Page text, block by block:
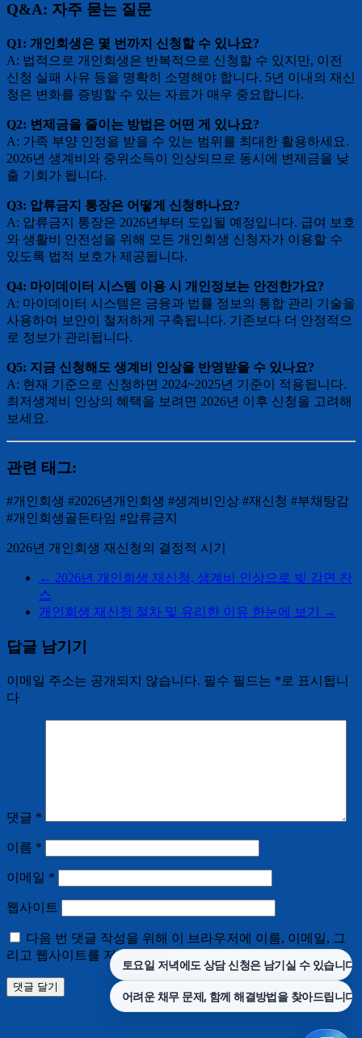
Q&A: 자주 묻는 질문
Q1: 개인회생은 몇 번까지 신청할 수 있나요?
A: 법적으로 개인회생은 반복적으로 신청할 수 있지만, 이전
신청 실패 사유 등을 명확히 소명해야 합니다. 5년 이내의 재신
청은 변화를 증빙할 수 있는 자료가 매우 중요합니다.
Q2: 변제금을 줄이는 방법은 어떤 게 있나요?
A: 가족 부양 인정을 받을 수 있는 범위를 최대한 활용하세요.
2026년 생계비와 중위소득이 인상되므로 동시에 변제금을 낮
출 기회가 됩니다.
Q3: 압류금지 통장은 어떻게 신청하나요?
A: 압류금지 통장은 2026년부터 도입될 예정입니다. 급여 보호
와 생활비 안전성을 위해 모든 개인회생 신청자가 이용할 수
있도록 법적 보호가 제공됩니다.
Q4: 마이데이터 시스템 이용 시 개인정보는 안전한가요?
A: 마이데이터 시스템은 금융과 법률 정보의 통합 관리 기술을
사용하여 보안이 철저하게 구축됩니다. 기존보다 더 안정적으
로 정보가 관리됩니다.
Q5: 지금 신청해도 생계비 인상을 반영받을 수 있나요?
A: 현재 기준으로 신청하면 2024~2025년 기준이 적용됩니다.
최저생계비 인상의 혜택을 보려면 2026년 이후 신청을 고려해
보세요.
관련 태그:
#개인회생 #2026년개인회생 #생계비인상 #재신청 #부채탕감
#개인회생골든타임 #압류금지
2026년 개인회생 재신청의 결정적 시기
← 2026년 개인회생 재신청, 생계비 인상으로 빚 감면 찬
스
개인회생 재신청 절차 및 유리한 이유 한눈에 보기
→
답글 남기기
이메일 주소는 공개되지 않습니다. 필수 필드는 * 로 표시됩니
다
댓글 *
이름 *
이메일 *
웹사이트
다음 번 댓글 작성을 위해 이 브라우저에 이름, 이메일, 그
리고 웹사이트를 저장합니다.